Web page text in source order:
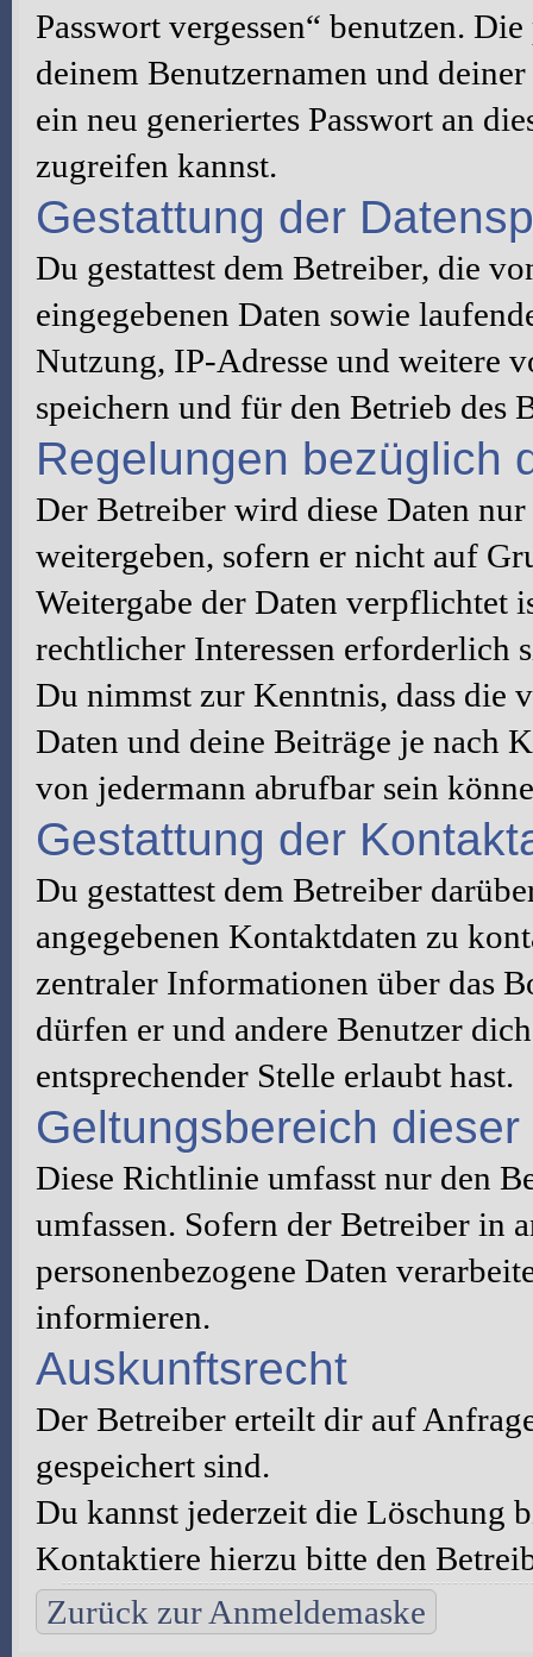
Passwort vergessen“ benutzen.
deinem Benutzernamen und
ein neu generiertes Passwort an
zugreifen kannst.
Gestattung der
Du gestattest dem Betreiber, die
eingegebenen Daten sowie
Nutzung, IP-Adresse und weitere
speichern und für den Betrieb des
Regelungen bezüglich
Der Betreiber wird diese Daten
weitergeben, sofern er nicht auf
Weitergabe der Daten verpflichtet
rechtlicher Interessen erforderlich
Du nimmst zur Kenntnis, dass die
Daten und deine Beiträge je nach
von jedermann abrufbar sein
Gestattung der
Du gestattest dem Betreiber
angegebenen Kontaktdaten zu
zentraler Informationen über das
dürfen er und andere Benutzer
entsprechender Stelle erlaubt hast.
Geltungsbereich
Diese Richtlinie umfasst nur den
umfassen. Sofern der Betreiber in
personenbezogene Daten
informieren.
Auskunftsrecht
Der Betreiber erteilt dir auf
gespeichert sind.
Du kannst jederzeit die Löschung
Kontaktiere hierzu bitte den
Zurück zur Anmeldemaske